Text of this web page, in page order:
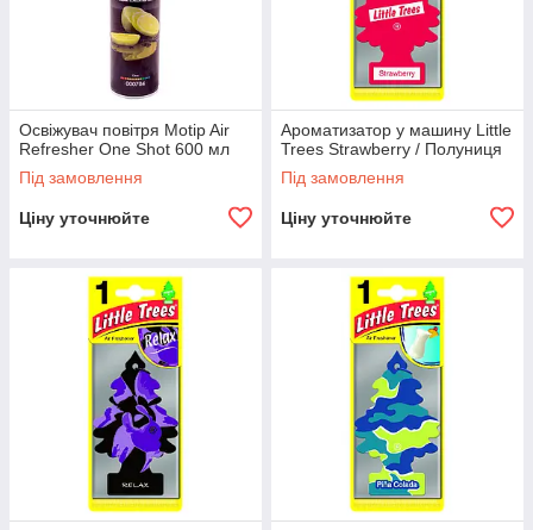
Освіжувач повітря Motip Air
Refresher One Shot 600 мл
Під замовлення
Ціну уточнюйте
Ароматизатор у машину Little
Trees Strawberry / Полуниця
Під замовлення
Ціну уточнюйте